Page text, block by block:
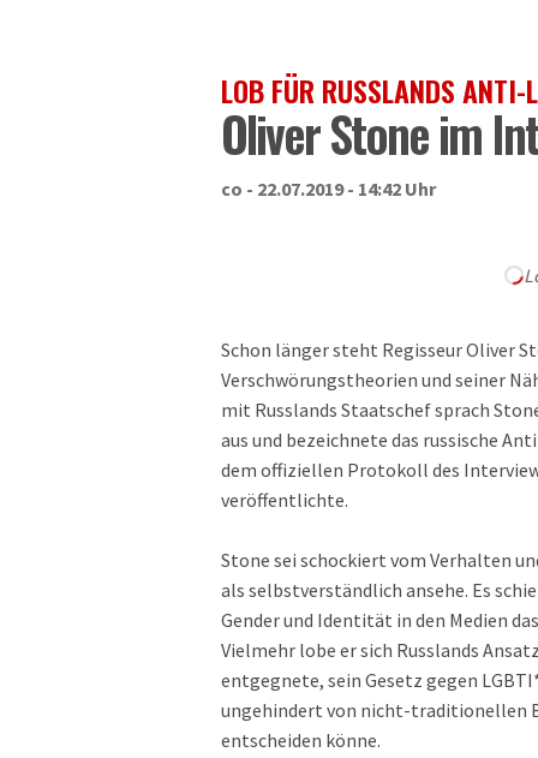
LOB FÜR RUSSLANDS
Oliver Stone im
co - 22.07.2019 - 14:42 Uhr
Schon länger steht Regisseur Oliver
Verschwörungstheorien und seiner
mit Russlands Staatschef sprach
aus und bezeichnete das russische
dem offiziellen Protokoll des
veröffentlichte.
Stone sei schockiert vom Verhalten
als selbstverständlich ansehe. Es
Gender und Identität in den Medien
Vielmehr lobe er sich Russlands
entgegnete, sein Gesetz gegen
ungehindert von nicht-traditionellen
entscheiden könne.